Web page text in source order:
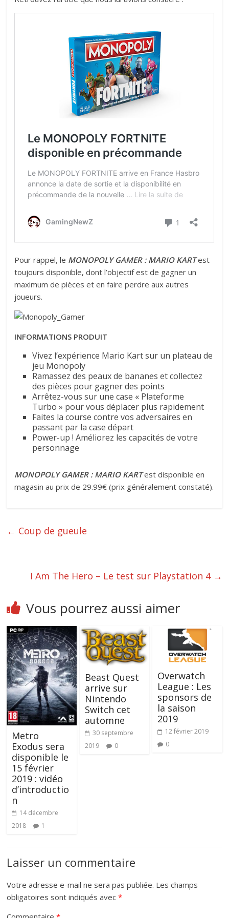
Pour rappel, le MONOPOLY GAMER : MARIO KARTest
toujours disponible, dont l’objectif est de gagner un
maximum de pièces et en faire perdre aux autres
joueurs.
INFORMATIONS PRODUIT
Vivez l’expérience Mario Kart sur un plateau de
jeu Monopoly
Ramassez des peaux de bananes et collectez
des pièces pour gagner des points
Arrêtez-vous sur une case « Plateforme
Turbo » pour vous déplacer plus rapidement
Faites la course contre vos adversaires en
passant par la case départ
Power-up ! Améliorez les capacités de votre
personnage
MONOPOLY GAMER : MARIO KARTest disponible en
magasin au prix de 29.99€ (prix généralement constaté).
← Coup de gueule
I Am The Hero – Le test sur Playstation 4 →
Vous pourrez aussi aimer
Metro
Exodus sera
disponible le
15 février
2019 : vidéo
d’introductio
n
14 décembre
2018
1
Beast Quest
arrive sur
Nintendo
Switch cet
automne
30 septembre
2019
0
Overwatch
League : Les
sponsors de
la saison
2019
12 février 2019
0
Laisser un commentaire
Votre adresse e-mail ne sera pas publiée. Les champs
obligatoires sont indiqués avec*